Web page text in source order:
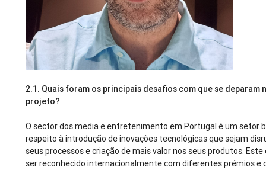
2.1. Quais foram os principais desafios com que se deparam
projeto?
O sector dos media e entretenimento em Portugal é um setor
respeito à introdução de inovações tecnológicas que sejam
seus processos e criação de mais valor nos seus produtos.
ser reconhecido internacionalmente com diferentes prémios